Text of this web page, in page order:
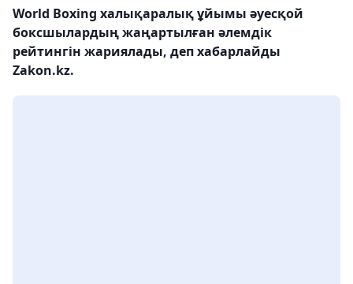
World Boxing халықаралық ұйымы әуесқой
боксшылардың жаңартылған әлемдік
рейтингін жариялады, деп хабарлайды
Zakon.kz.